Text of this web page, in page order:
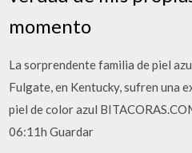
momento
La sorprendente familia de piel
Fulgate, en Kentucky, sufren una
piel de color azul
06:11h Guardar